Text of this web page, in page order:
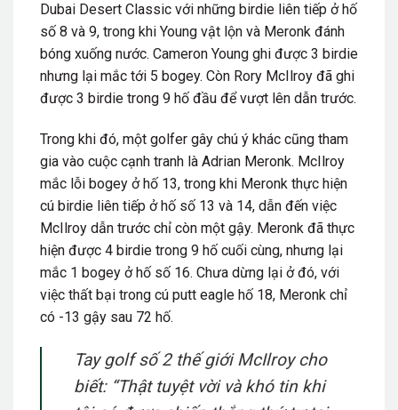
Dubai Desert Classic với những birdie liên tiếp ở hố
số 8 và 9, trong khi Young vật lộn và Meronk đánh
bóng xuống nước. Cameron Young ghi được 3 birdie
nhưng lại mắc tới 5 bogey. Còn Rory McIlroy đã ghi
được 3 birdie trong 9 hố đầu để vượt lên dẫn trước.
Trong khi đó, một golfer gây chú ý khác cũng tham
gia vào cuộc cạnh tranh là Adrian Meronk. McIlroy
mắc lỗi bogey ở hố 13, trong khi Meronk thực hiện
cú birdie liên tiếp ở hố số 13 và 14, dẫn đến việc
McIlroy dẫn trước chỉ còn một gậy. Meronk đã thực
hiện được 4 birdie trong 9 hố cuối cùng, nhưng lại
mắc 1 bogey ở hố số 16. Chưa dừng lại ở đó, với
việc thất bại trong cú putt eagle hố 18, Meronk chỉ
có -13 gậy sau 72 hố.
Tay golf số 2 thế giới McIlroy cho
biết: “Thật tuyệt vời và khó tin khi